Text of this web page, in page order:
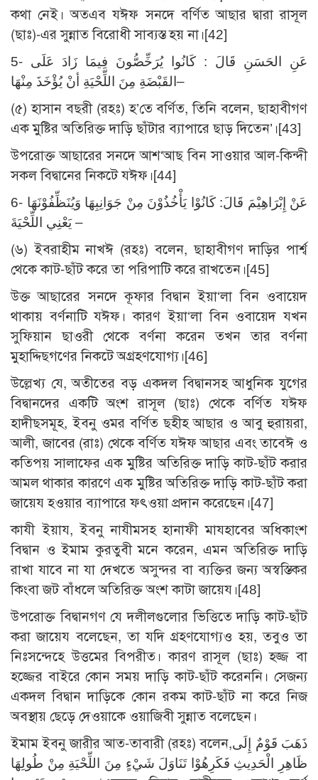
কথা নেই। অতএব যঈফ সনদে বর্ণিত আছার দ্বারা রাসূল
(ছাঃ)-এর সুন্নাত বিরোধী সাব্যস্ত হয় না।[42]
5- عَنِ الحَسَنِ قَالَ : كَانُوا يُرَخِّصُّونَ فِيمَا زَادَ عَلَى
القَبْضَةِ مِنَ اللِّحْيَةِ أنْ يُؤْخَذَ مِنْهَا–
(৫) হাসান বছরী (রহঃ) হ’তে বর্ণিত, তিনি বলেন, ছাহাবীগণ
এক মুষ্টির অতিরিক্ত দাড়ি ছাঁটার ব্যাপারে ছাড় দিতেন’।[43]
উপরোক্ত আছারের সনদে আশ‘আছ বিন সাওয়ার আল-কিন্দী
সকল বিদ্বানের নিকটে যঈফ।[44]
6- عَنْ إِبْرَاهِيْمَ قَالَ: كَانُوْا يَأْخُذُوْنَ مِنْ جَوَانِبِهَا وَيُنَظِّفُوْنَهَا
يَعْنِي اللِّحْيَةَ –
(৬) ইবরাহীম নাখঈ (রহঃ) বলেন, ছাহাবীগণ দাড়ির পার্শ্ব
থেকে কাট-ছাঁট করে তা পরিপাটি করে রাখতেন।[45]
উক্ত আছারের সনদে কূফার বিদ্বান ইয়া‘লা বিন ওবায়েদ
থাকায় বর্ণনাটি যঈফ। কারণ ইয়া‘লা বিন ওবায়েদ যখন
সুফিয়ান ছাওরী থেকে বর্ণনা করেন তখন তার বর্ণনা
মুহাদ্দিছগণের নিকটে অগ্রহণযোগ্য।[46]
উল্লেখ্য যে, অতীতের বড় একদল বিদ্বানসহ আধুনিক যুগের
বিদ্বানদের একটি অংশ রাসূল (ছাঃ) থেকে বর্ণিত যঈফ
হাদীছসমূহ, ইবনু ওমর বর্ণিত ছহীহ আছার ও আবু হুরায়রা,
আলী, জাবের (রাঃ) থেকে বর্ণিত যঈফ আছার এবং তাবেঈ ও
কতিপয় সালাফের এক মুষ্টির অতিরিক্ত দাড়ি কাট-ছাঁট করার
আমল থাকার কারণে এক মুষ্টির অতিরিক্ত দাড়ি কাট-ছাঁট করা
জায়েয হওয়ার ব্যাপারে ফৎওয়া প্রদান করেছেন।[47]
কাযী ইয়ায, ইবনু নাযীমসহ হানাফী মাযহাবের অধিকাংশ
বিদ্বান ও ইমাম কুরতুবী মনে করেন, এমন অতিরিক্ত দাড়ি
রাখা যাবে না যা দেখতে অসুন্দর বা ব্যক্তির জন্য অস্বস্তিকর
কিংবা জট বাঁধলে অতিরিক্ত অংশ কাটা জায়েয।[48]
উপরোক্ত বিদ্বানগণ যে দলীলগুলোর ভিত্তিতে দাড়ি কাট-ছাঁট
করা জায়েয বলেছেন, তা যদি গ্রহণযোগ্যও হয়, তবুও তা
নিঃসন্দেহে উত্তমের বিপরীত। কারণ রাসূল (ছাঃ) হজ্জ বা
হজ্জের বাইরে কোন সময় দাড়ি কাট-ছাঁট করেননি। সেজন্য
একদল বিদ্বান দাড়িকে কোন রকম কাট-ছাঁট না করে নিজ
অবস্থায় ছেড়ে দেওয়াকে ওয়াজিবী সুন্নাত বলেছেন।
ইমাম ইবনু জারীর আত-তাবারী (রহঃ) বলেন,ذَهَبَ قَوْمٌ إِلَى
ظَاهِرِ الْحَدِيثِ فَكَرِهُوْا تَنَاوَلَ شَيْءٍ مِنَ اللِّحْيَةِ مِنْ طُولِهَا